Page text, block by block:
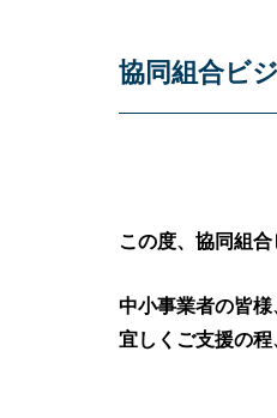
協同組合ビ
この度、協同組
中小事業者の皆
宜しくご支援の程